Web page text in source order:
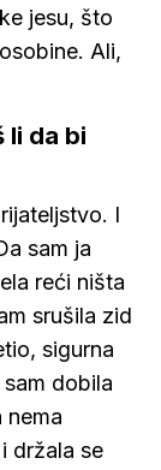
jesu, što
Ali,
li da bi
I
sam ja
reći ništa
srušila zid
sigurna
dobila
nema
držala se